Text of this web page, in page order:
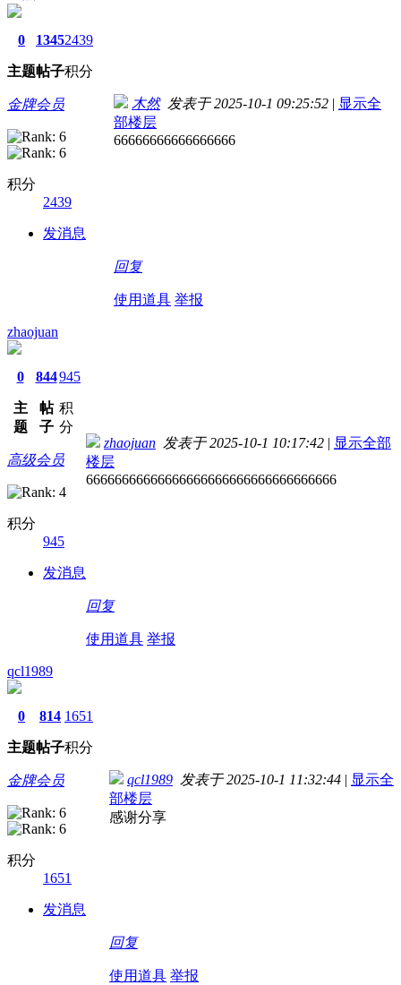
0
主题
1345
帖子
2439
积分
金牌会员
积分
2439
发消息
木然发表于 2025-10-1 09:25:52 | 显示全
部楼层
66666666666666666
回复
使用道具 举报
zhaojuan
0
主
题
844
帖
子
945
积
分
高级会员
积分
945
发消息
zhaojuan 发表于 2025-10-1 10:17:42 | 显示全部
楼层
66666666666666666666666666666666666
回复
使用道具 举报
qcl1989
0
主题
814
帖子
1651
积分
金牌会员
积分
1651
发消息
qcl1989 发表于 2025-10-1 11:32:44 | 显示全
部楼层
感谢分享
回复
使用道具 举报